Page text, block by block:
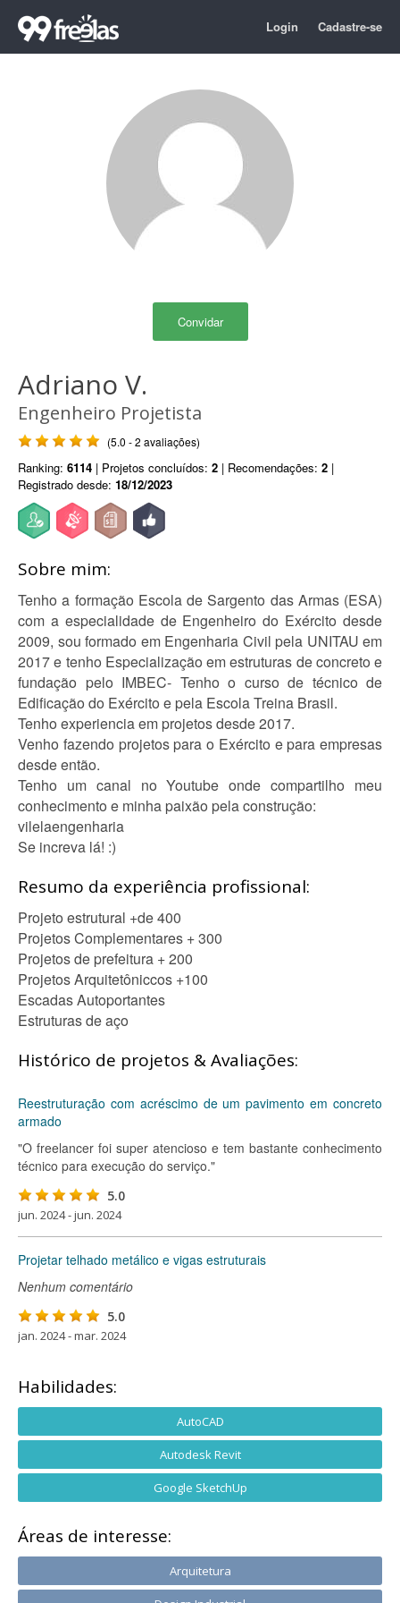
Login Cadastre-se
Convidar
Adriano V.
Engenheiro Projetista
(5.0 - 2 avaliações)
Ranking: 6114 | Projetos concluídos: 2 | Recomendações: 2 |
Registrado desde: 18/12/2023
Sobre mim:
Tenho a formação Escola de Sargento das Armas (ESA)
com a especialidade de Engenheiro do Exército desde
2009, sou formado em Engenharia Civil pela UNITAU em
2017 e tenho Especialização em estruturas de concreto e
fundação pelo IMBEC- Tenho o curso de técnico de
Edificação do Exército e pela Escola Treina Brasil.
Tenho experiencia em projetos desde 2017.
Venho fazendo projetos para o Exército e para empresas
desde então.
Tenho um canal no Youtube onde compartilho meu
conhecimento e minha paixão pela construção:
vilelaengenharia
Se increva lá! :)
Resumo da experiência profissional:
Projeto estrutural +de 400
Projetos Complementares + 300
Projetos de prefeitura + 200
Projetos Arquitetôniccos +100
Escadas Autoportantes
Estruturas de aço
Histórico de projetos & Avaliações:
Reestruturação com acréscimo de um pavimento em concreto
armado
"O freelancer foi super atencioso e tem bastante conhecimento
técnico para execução do serviço."
5.0
jun. 2024 - jun. 2024
Projetar telhado metálico e vigas estruturais
Nenhum comentário
5.0
jan. 2024 - mar. 2024
Habilidades:
AutoCAD
Autodesk Revit
Google SketchUp
Áreas de interesse:
Arquitetura